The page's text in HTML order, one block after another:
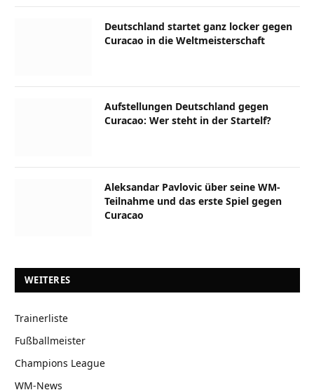
Deutschland startet ganz locker gegen
Curacao in die Weltmeisterschaft
Aufstellungen Deutschland gegen
Curacao: Wer steht in der Startelf?
Aleksandar Pavlovic über seine WM-
Teilnahme und das erste Spiel gegen
Curacao
WEITERES
Trainerliste
Fußballmeister
Champions League
WM-News